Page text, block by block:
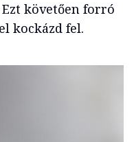
követően forró
kockázd fel.